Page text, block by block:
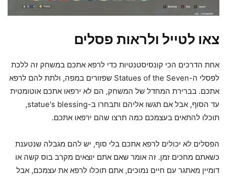
צאו לטייל ולראות פסלים
אחת הדרכים הכי קונסיסטנטיות כדי לרפא אתכם במשחק זה ללכת
לפסלי ה-Statues of the Seven שפזורים במפה, ולתת להם לרפא
אתכם. בברירת המחדל של המשחק, הם לא ירפאו אתכם אוטומטית
עד הסוף, אבל אם תגשו אליהם ותבחרו ב-statue's blessing,
תוכלו להתאים בעצמכם כמה תרצו שהם ירפאו אתכם.
הפסלים לא יכולים לרפא אתכם בלי סוף, יש להם מגבלה שנטענת
כשאתם מחכים זמן. זה אומר שאם אתם יוצאים מקרב בוס קשה או
דומיין מאתגר עם חיים נמוכים, אתם תוכלו לרפא את עצמכם, אבל